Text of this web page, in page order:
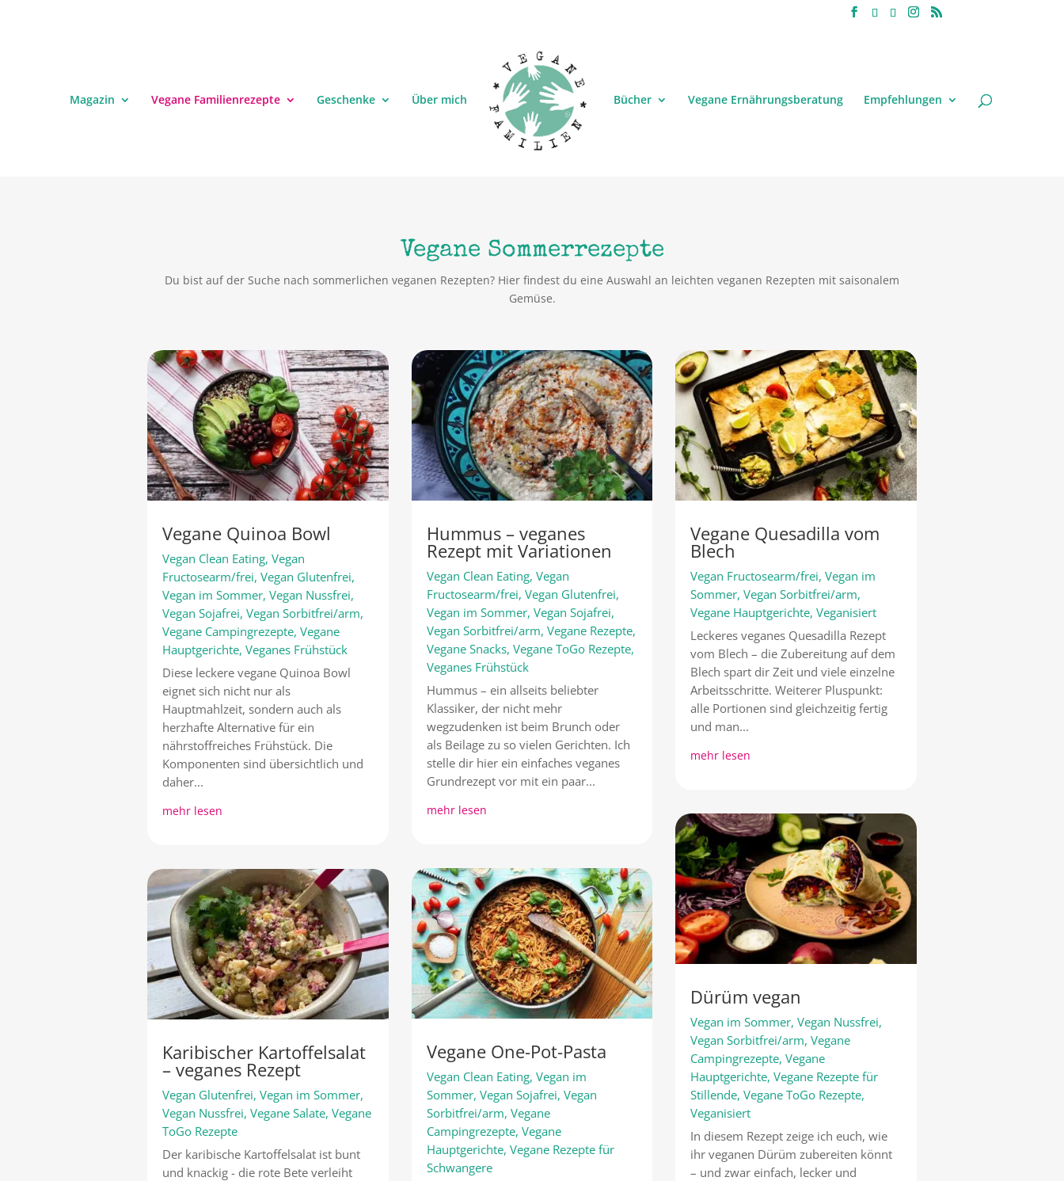
Magazin Vegane Familienrezepte Geschenke Über mich Bücher Vegane Ernährungsberatung Empfehlungen
Vegane Sommerrezepte
Du bist auf der Suche nach sommerlichen veganen Rezepten? Hier findest du eine Auswahl an leichten veganen Rezepten mit saisonalem
Gemüse.
Vegane Quinoa Bowl
Vegan Clean Eating,Vegan
Fructosearm/frei,Vegan Glutenfrei,
Vegan im Sommer,Vegan Nussfrei,
Vegan Sojafrei,Vegan Sorbitfrei/arm,
Vegane Campingrezepte,Vegane
Hauptgerichte,Veganes Frühstück
Diese leckere vegane Quinoa Bowl
eignet sich nicht nur als
Hauptmahlzeit, sondern auch als
herzhafte Alternative für ein
nährstoffreiches Frühstück. Die
Komponenten sind übersichtlich und
daher...
mehr lesen
Karibischer Kartoffelsalat
– veganes Rezept
Vegan Glutenfrei,Vegan im Sommer,
Vegan Nussfrei,Vegane Salate,Vegane
ToGo Rezepte
Der karibische Kartoffelsalat ist bunt
und knackig - die rote Bete verleiht
Hummus – veganes
Rezept mit Variationen
Vegan Clean Eating, Vegan
Fructosearm/frei, Vegan Glutenfrei,
Vegan im Sommer, Vegan Sojafrei,
Vegan Sorbitfrei/arm, Vegane Rezepte,
Vegane Snacks, Vegane ToGo Rezepte,
Veganes Frühstück
Hummus – ein allseits beliebter
Klassiker, der nicht mehr
wegzudenken ist beim Brunch oder
als Beilage zu so vielen Gerichten. Ich
stelle dir hier ein einfaches veganes
Grundrezept vor mit ein paar...
mehr lesen
Vegane One-Pot-Pasta
Vegan Clean Eating, Vegan im
Sommer, Vegan Sojafrei, Vegan
Sorbitfrei/arm, Vegane
Campingrezepte, Vegane
Hauptgerichte, Vegane Rezepte für
Schwangere
Vegane Quesadilla vom
Blech
Vegan Fructosearm/frei,Vegan im
Sommer,Vegan Sorbitfrei/arm,
Vegane Hauptgerichte,Veganisiert
Leckeres veganes Quesadilla Rezept
vom Blech – die Zubereitung auf dem
Blech spart dir Zeit und viele einzelne
Arbeitsschritte. Weiterer Pluspunkt:
alle Portionen sind gleichzeitig fertig
und man...
mehr lesen
Dürüm vegan
Vegan im Sommer,Vegan Nussfrei,
Vegan Sorbitfrei/arm,Vegane
Campingrezepte,Vegane
Hauptgerichte,Vegane Rezepte für
Stillende,Vegane ToGo Rezepte,
Veganisiert
In diesem Rezept zeige ich euch, wie
ihr veganen Dürüm zubereiten könnt
– und zwar einfach, lecker und